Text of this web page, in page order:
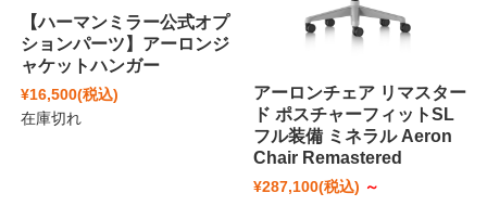
【ハーマンミラー公式オプ
ションパーツ】アーロンジ
ャケットハンガー
¥16,500(税込)
在庫切れ
アーロンチェア リマスター
ド ポスチャーフィットSL
フル装備 ミネラル Aeron
Chair Remastered
¥287,100(税込) ～